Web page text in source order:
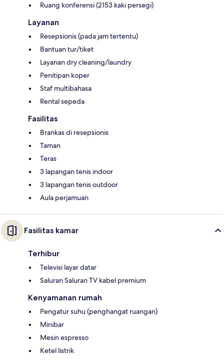
Ruang konferensi (2153 kaki persegi)
Layanan
Resepsionis (pada jam tertentu)
Bantuan tur/tiket
Layanan dry cleaning/laundry
Penitipan koper
Staf multibahasa
Rental sepeda
Fasilitas
Brankas di resepsionis
Taman
Teras
3 lapangan tenis indoor
3 lapangan tenis outdoor
Aula perjamuan
Fasilitas kamar
Terhibur
Televisi layar datar
Saluran Saluran TV kabel premium
Kenyamanan rumah
Pengatur suhu (penghangat ruangan)
Minibar
Mesin espresso
Ketel listrik